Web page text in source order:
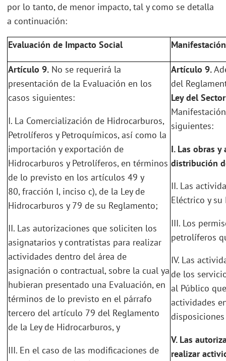
por lo tanto, de menor impacto, tal y como se detalla
a continuación:
Evaluación de Impacto Social
Artículo 9. No se requerirá la
presentación de la Evaluación en los
casos siguientes:
I. La Comercialización de Hidrocarburos,
Petrolíferos y Petroquímicos, así como la
importación y exportación de
Hidrocarburos y Petrolíferos, en términos
de lo previsto en los artículos 49 y
80, fracción I, inciso c), de la Ley de
Hidrocarburos y 79 de su Reglamento;
II. Las autorizaciones que soliciten los
asignatarios y contratistas para realizar
actividades dentro del área de
asignación o contractual, sobre la cual ya
hubieran presentado una Evaluación, en
términos de lo previsto en el párrafo
tercero del artículo 79 del Reglamento
de la Ley de Hidrocarburos, y
III. En el caso de las modificaciones de
Artículo 9.
del
Ley del
siguientes:
I. Las obras
distribución
II. Las
Eléctrico y
III. Los
petrolíferos
IV. Las
de los
al Público
actividades
V. Las
realizar